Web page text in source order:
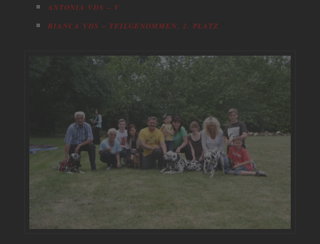
ANTONIA VDS – V
BIANCA VDS – TEILGENOMMEN, 2. PLATZ